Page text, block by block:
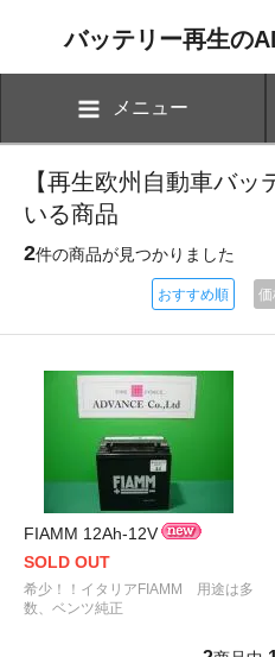
バッテリー再生の
メニュー
【再生欧州自動車バ
いる商品
2件の商品が見つかりました
おすすめ順 価
FIAMM 12Ah-12V
SOLD OUT
希少！！イタリアFIAMM 用途は多
数、ベンツ純正